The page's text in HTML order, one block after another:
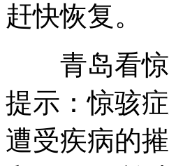
赶快恢复。
青岛看惊
提示：惊骇
遭受疾病的